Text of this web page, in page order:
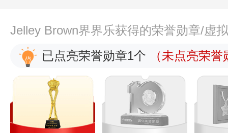
Jelley Brown界界乐获得的荣誉勋章/虚
已点亮荣誉勋章1个
（未点亮荣